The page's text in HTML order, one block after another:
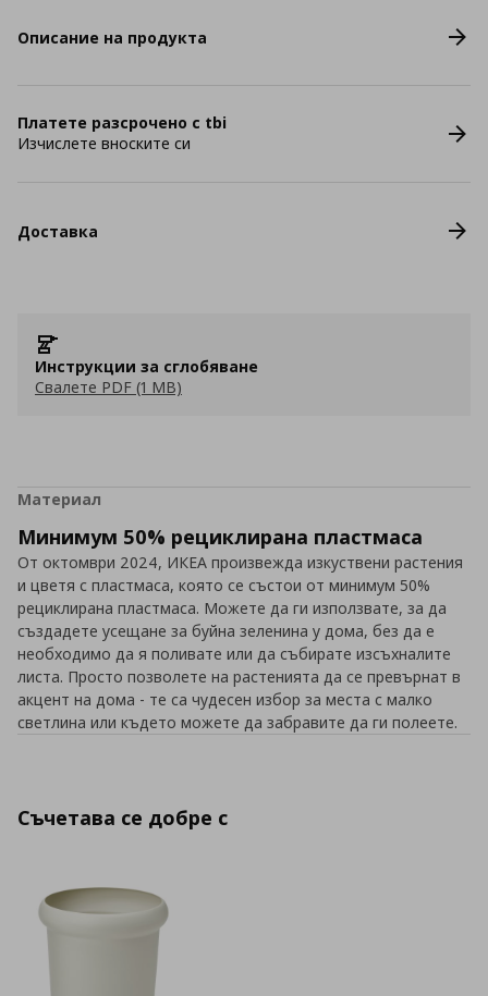
Описание на продукта
Платете разсрочено с tbi
Изчислете вноските си
Доставка
Инструкции за сглобяване
Свалете PDF (1 MB)
Материал
Минимум 50% рециклирана пластмаса
От октомври 2024, ИКЕА произвежда изкуствени растения
и цветя с пластмаса, която се състои от минимум 50%
рециклирана пластмаса. Можете да ги използвате, за да
създадете усещане за буйна зеленина у дома, без да е
необходимо да я поливате или да събирате изсъхналите
листа. Просто позволете на растенията да се превърнат в
акцент на дома - те са чудесен избор за места с малко
светлина или където можете да забравите да ги полеете.
Съчетава се добре с